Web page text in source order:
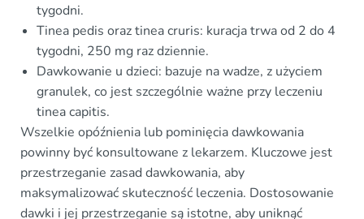
tygodni.
Tinea pedis oraz tinea cruris: kuracja trwa od 2 do 4
tygodni, 250 mg raz dziennie.
Dawkowanie u dzieci: bazuje na wadze, z użyciem
granulek, co jest szczególnie ważne przy leczeniu
tinea capitis.
Wszelkie opóźnienia lub pominięcia dawkowania
powinny być konsultowane z lekarzem. Kluczowe jest
przestrzeganie zasad dawkowania, aby
maksymalizować skuteczność leczenia. Dostosowanie
dawki i jej przestrzeganie są istotne, aby uniknąć